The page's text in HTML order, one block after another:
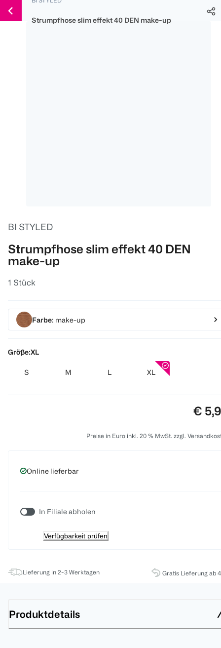
150 Ös
300 Ös
500 Ös
Weiter
zum
Strumpfhose slim effekt 40 DEN make-up
BI STYLED
Strumpfhose slim effekt 40 DEN
make-up
1 Stück
Farbe: make-up
Größe:XL
S M L XL
€
Preise in Euro inkl. 20 % MwSt. zzgl.
Online lieferbar
In Filiale abholen
Verfügbarkeit prüfen
Lieferung in 2-3 Werktagen Gratis Lieferung ab
Produktdetails